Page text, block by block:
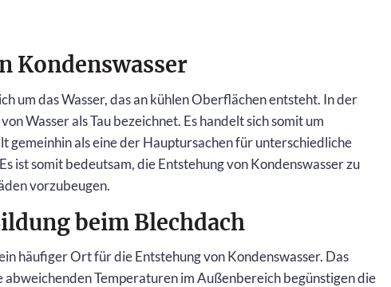
Kondenswasser
um das Wasser, das an kühlen Oberflächen entsteht. In der
Wasser als Tau bezeichnet. Es handelt sich somit um
gemeinhin als eine der Hauptursachen für unterschiedliche
ist somit bedeutsam, die Entstehung von Kondenswasser zu
vorzubeugen.
beim Blechdach
häufiger Ort für die Entstehung von Kondenswasser. Das
abweichenden Temperaturen im Außenbereich begünstigen die